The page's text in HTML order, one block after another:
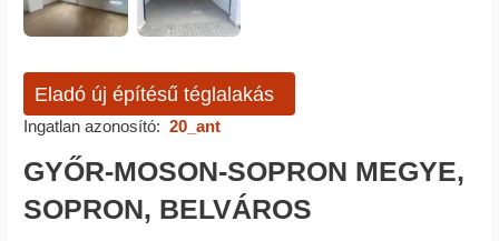
Eladó új építésű téglalakás
Ingatlan azonosító: 20_ant
GYŐR-MOSON-SOPRON MEGYE,
SOPRON, BELVÁROS